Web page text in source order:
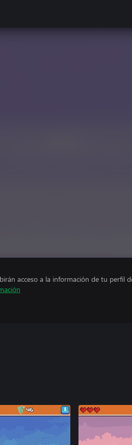
acceso a la información de tu perfil